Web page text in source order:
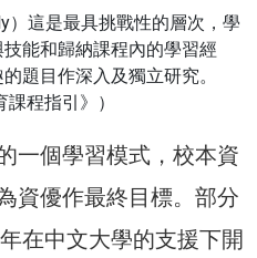
）這是最具挑戰性的層次，學
能和歸納課程內的學習經
題目作深入及獨立研究。
課程指引》）
一個學習模式，校本資
資優作最終目標。部分
在中文大學的支援下開